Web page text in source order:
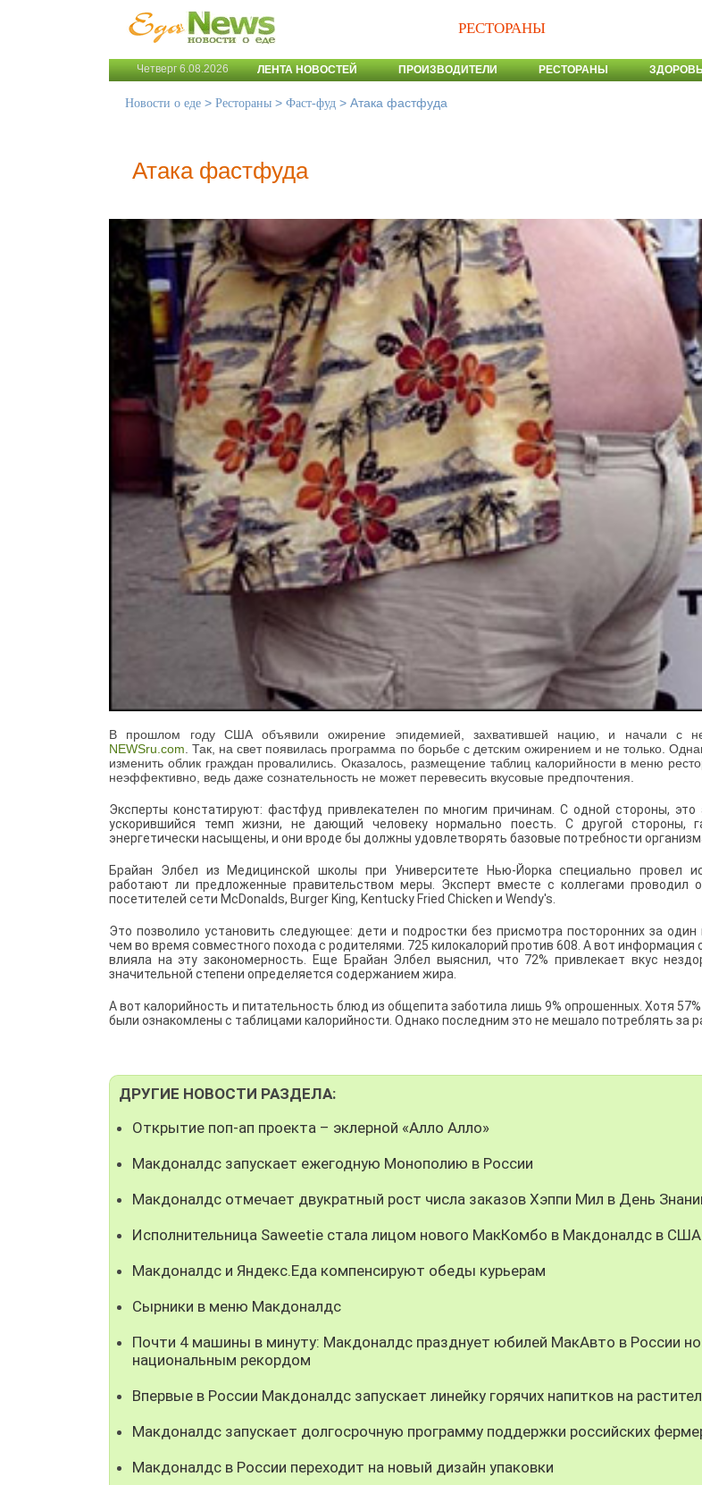
РЕСТОРАНЫ
Четверг 6.08.2026 ЛЕНТА НОВОСТЕЙ ПРОИЗВОДИТЕЛИ РЕСТОРАНЫ
Новости о еде > Рестораны > Фаст-фуд > Атака фастфуда
Атака фастфуда
В прошлом году США объявили ожирение эпидемией, захватившей нацию, и начали с
NEWSru.com . Так, на свет появилась программа по борьбе с детским ожирением и не только.
изменить облик граждан провалились. Оказалось, размещение таблиц калорийности в меню
неэффективно, ведь даже сознательность не может перевесить вкусовые предпочтения.
Эксперты констатируют: фастфуд привлекателен по многим причинам. С одной стороны, это
ускорившийся темп жизни, не дающий человеку нормально поесть. С другой стороны,
энергетически насыщены, и они вроде бы должны удовлетворять базовые потребности
Брайан Элбел из Медицинской школы при Университете Нью-Йорка специально провел
работают ли предложенные правительством меры. Эксперт вместе с коллегами проводил
посетителей сети McDonalds, Burger King, Kentucky Fried Chicken и Wendy's.
Это позволило установить следующее: дети и подростки без присмотра посторонних за
чем во время совместного похода с родителями. 725 килокалорий против 608. А вот информация
влияла на эту закономерность. Еще Брайан Элбел выяснил, что 72% привлекает вкус
значительной степени определяется содержанием жира.
А вот калорийность и питательность блюд из общепита заботила лишь 9% опрошенных. Хотя
были ознакомлены с таблицами калорийности. Однако последним это не мешало потреблять за
ДРУГИЕ НОВОСТИ РАЗДЕЛА:
Открытие поп-ап проекта – эклерной «Алло Алло»
Макдоналдс запускает ежегодную Монополию в России
Макдоналдс отмечает двукратный рост числа заказов Хэппи Мил в День
Исполнительница Saweetie стала лицом нового МакКомбо в Макдоналдс в США
Макдоналдс и Яндекс.Еда компенсируют обеды курьерам
Сырники в меню Макдоналдс
Почти 4 машины в минуту: Макдоналдс празднует юбилей МакАвто в России
национальным рекордом
Впервые в России Макдоналдс запускает линейку горячих напитков на
Макдоналдс запускает долгосрочную программу поддержки российских
Макдоналдс в России переходит на новый дизайн упаковки